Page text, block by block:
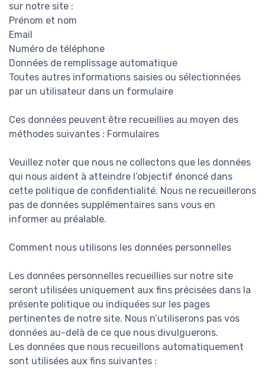
sur notre site :
Prénom et nom
Email
Numéro de téléphone
Données de remplissage automatique
Toutes autres informations saisies ou sélectionnées
par un utilisateur dans un formulaire
Ces données peuvent être recueillies au moyen des
méthodes suivantes : Formulaires
Veuillez noter que nous ne collectons que les données
qui nous aident à atteindre l’objectif énoncé dans
cette politique de confidentialité. Nous ne recueillerons
pas de données supplémentaires sans vous en
informer au préalable.
Comment nous utilisons les données personnelles
Les données personnelles recueillies sur notre site
seront utilisées uniquement aux fins précisées dans la
présente politique ou indiquées sur les pages
pertinentes de notre site. Nous n’utiliserons pas vos
données au-delà de ce que nous divulguerons.
Les données que nous recueillons automatiquement
sont utilisées aux fins suivantes :